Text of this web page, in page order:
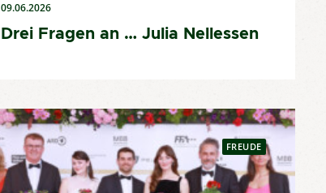
09.06.2026
Drei Fragen an … Julia Nellessen
FREUDE